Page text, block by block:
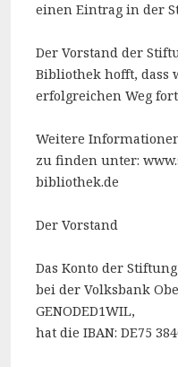
einen Eintrag in der
Der Vorstand der
Bibliothek hofft, dass
erfolgreichen Weg
Weitere
zu finden unter:
bibliothek.de
Der Vorstand
Das Konto der
bei der Volksbank
GENODED1WIL,
hat die IBAN: DE75